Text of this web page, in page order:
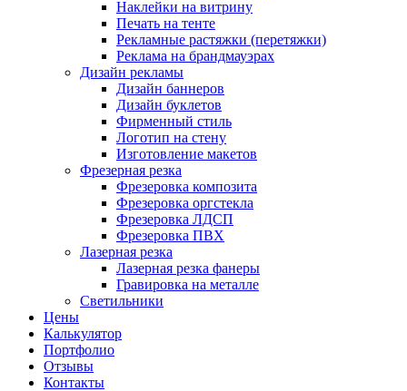
Наклейки на витрину
Печать на тенте
Рекламные растяжки (перетяжки)
Реклама на брандмауэрах
Дизайн рекламы
Дизайн баннеров
Дизайн буклетов
Фирменный стиль
Логотип на стену
Изготовление макетов
Фрезерная резка
Фрезеровка композита
Фрезеровка оргстекла
Фрезеровка ЛДСП
Фрезеровка ПВХ
Лазерная резка
Лазерная резка фанеры
Гравировка на металле
Светильники
Цены
Калькулятор
Портфолио
Отзывы
Контакты